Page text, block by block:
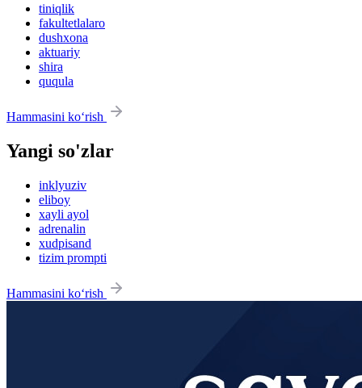
tiniqlik
fakultetlalaro
dushxona
aktuariy
shira
ququla
Hammasini ko‘rish
Yangi so'zlar
inklyuziv
eliboy
xayli ayol
adrenalin
xudpisand
tizim prompti
Hammasini ko‘rish